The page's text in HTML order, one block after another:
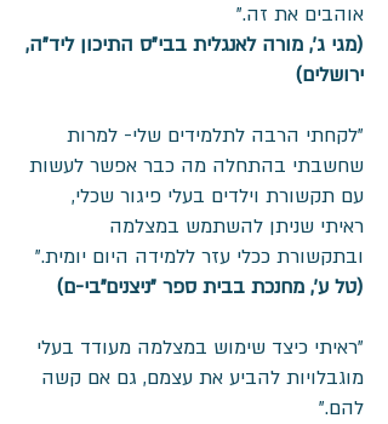
אוהבים את זה."
(מגי ג', מורה לאנגלית בבי"ס התיכון ליד"ה,
ירושלים)
"לקחתי הרבה לתלמידים שלי- למרות
שחשבתי בהתחלה מה כבר אפשר לעשות
עם תקשורת וילדים בעלי פיגור שכלי,
ראיתי שניתן להשתמש במצלמה
ובתקשורת ככלי עזר ללמידה היום יומית."
(טל ע', מחנכת בבית ספר "ניצנים"בי-ם)
"ראיתי כיצד שימוש במצלמה מעודד בעלי
מוגבלויות להביע את עצמם, גם אם קשה
להם."